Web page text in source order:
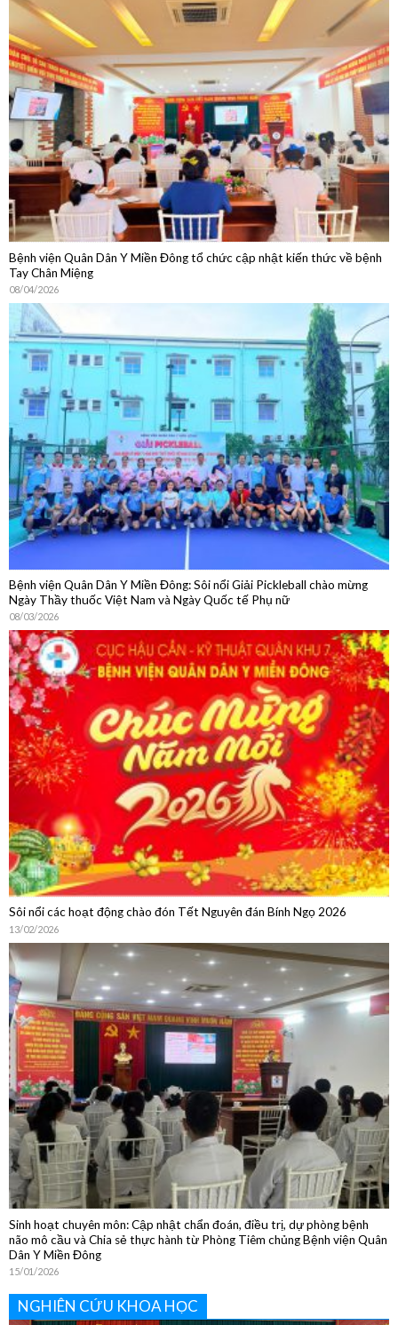
Rộn ràng tiếng cười 1/6: Bệnh viện Quân Dân Y Miền Đông
mang niềm vui đến cho các cháu thiếu nhi
Bệnh viện Quân Dân Y Miền Đông tổ chức cập nhật kiến thức về bệnh
Tay Chân Miệng
08/04/2026
Bệnh viện Quân Dân Y Miền Đông: Sôi nổi Giải Pickleball chào mừng
Ngày Thầy thuốc Việt Nam và Ngày Quốc tế Phụ nữ
08/03/2026
Sôi nổi các hoạt động chào đón Tết Nguyên đán Bính Ngọ 2026
13/02/2026